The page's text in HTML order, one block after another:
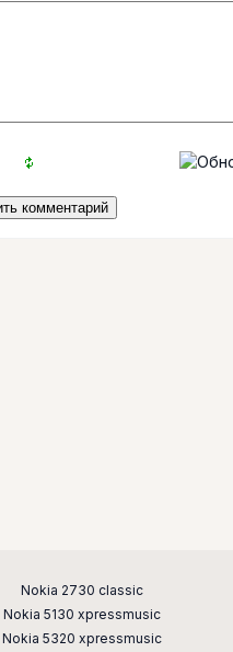
Nokia 2730 classic
Nokia 5130 xpressmusic
Nokia 5320 xpressmusic